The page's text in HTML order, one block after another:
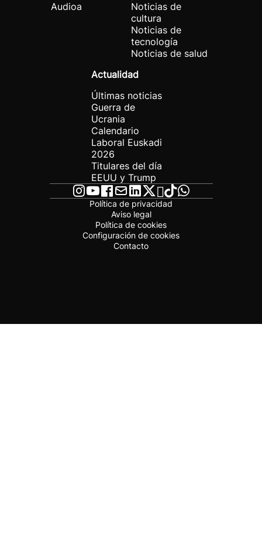
Audioa
Noticias de
cultura
Noticias de
tecnología
Noticias de salud
Actualidad
Últimas noticias
Guerra de
Ucrania
Calendario
Laboral Euskadi
2026
Titulares del día
EEUU y Trump
Política de privacidad
Aviso legal
Política de cookies
Configuración de cookies
Contacto